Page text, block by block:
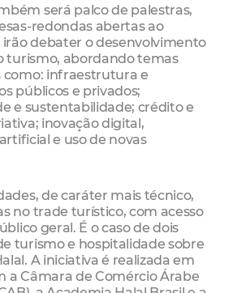
será palco de palestras,
redondas abertas ao
irão debater o desenvolvimento
turismo, abordando temas
como: infraestrutura e
públicos e privados;
e sustentabilidade; crédito e
inovação digital,
e uso de novas
de caráter mais técnico,
no trade turístico, com acesso
geral. É o caso de dois
turismo e hospitalidade sobre
A iniciativa é realizada em
a Câmara de Comércio Árabe